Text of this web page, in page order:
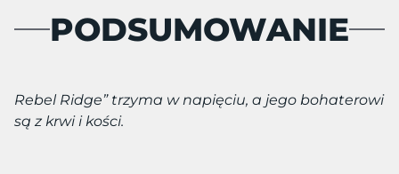
PODSUMOWANIE
Rebel Ridge” trzyma w napięciu, a jego bohaterowi
są z krwi i kości.